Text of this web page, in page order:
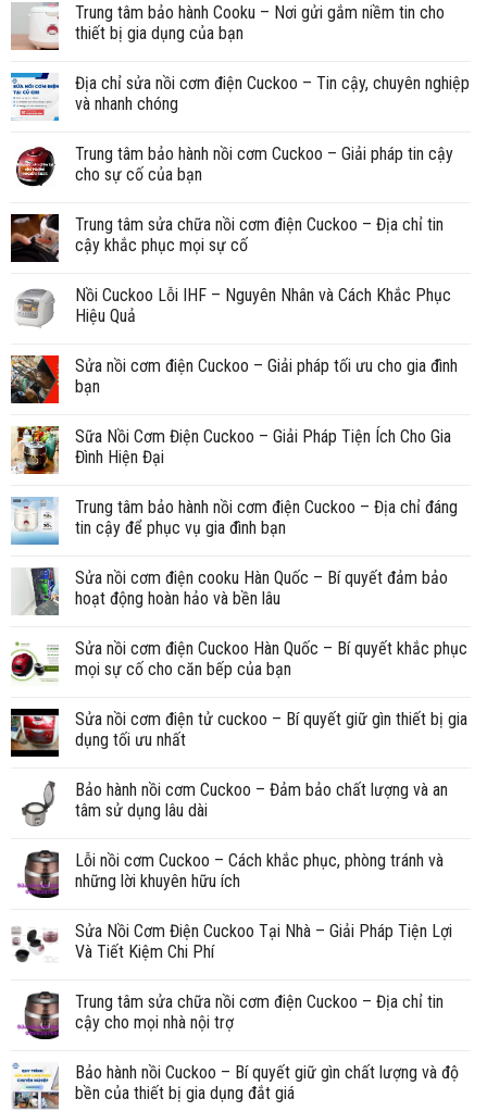
Trung tâm bảo hành Cooku – Nơi gửi gắm niềm tin cho
thiết bị gia dụng của bạn
Địa chỉ sửa nồi cơm điện Cuckoo – Tin cậy, chuyên nghiệp
và nhanh chóng
Trung tâm bảo hành nồi cơm Cuckoo – Giải pháp tin cậy
cho sự cố của bạn
Trung tâm sửa chữa nồi cơm điện Cuckoo – Địa chỉ tin
cậy khắc phục mọi sự cố
Nồi Cuckoo Lỗi IHF – Nguyên Nhân và Cách Khắc Phục
Hiệu Quả
Sửa nồi cơm điện Cuckoo – Giải pháp tối ưu cho gia đình
bạn
Sữa Nồi Cơm Điện Cuckoo – Giải Pháp Tiện Ích Cho Gia
Đình Hiện Đại
Trung tâm bảo hành nồi cơm điện Cuckoo – Địa chỉ đáng
tin cậy để phục vụ gia đình bạn
Sửa nồi cơm điện cooku Hàn Quốc – Bí quyết đảm bảo
hoạt động hoàn hảo và bền lâu
Sửa nồi cơm điện Cuckoo Hàn Quốc – Bí quyết khắc phục
mọi sự cố cho căn bếp của bạn
Sửa nồi cơm điện tử cuckoo – Bí quyết giữ gìn thiết bị gia
dụng tối ưu nhất
Bảo hành nồi cơm Cuckoo – Đảm bảo chất lượng và an
tâm sử dụng lâu dài
Lỗi nồi cơm Cuckoo – Cách khắc phục, phòng tránh và
những lời khuyên hữu ích
Sửa Nồi Cơm Điện Cuckoo Tại Nhà – Giải Pháp Tiện Lợi
Và Tiết Kiệm Chi Phí
Trung tâm sửa chữa nồi cơm điện Cuckoo – Địa chỉ tin
cậy cho mọi nhà nội trợ
Bảo hành nồi Cuckoo – Bí quyết giữ gìn chất lượng và độ
bền của thiết bị gia dụng đắt giá